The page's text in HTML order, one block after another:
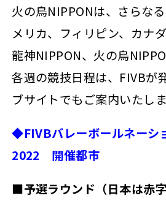
火の鳥NIPPONは、さらな
メリカ、フィリピン、カナ
龍神NIPPON、火の鳥
各週の競技日程は、FIVBが
ブサイトでもご案内いたしま
◆FIVBバレーボールネーシ
2022 開催都市
■予選ラウンド（日本は赤